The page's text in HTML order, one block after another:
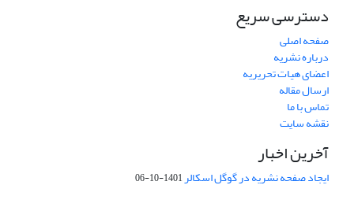
دسترسی سریع
صفحه اصلی
درباره نشریه
اعضای هیات تحریریه
ارسال مقاله
تماس با ما
نقشه سایت
آخرین اخبار
ایجاد صفحه نشریه در گوگل اسکالر1401-10-06